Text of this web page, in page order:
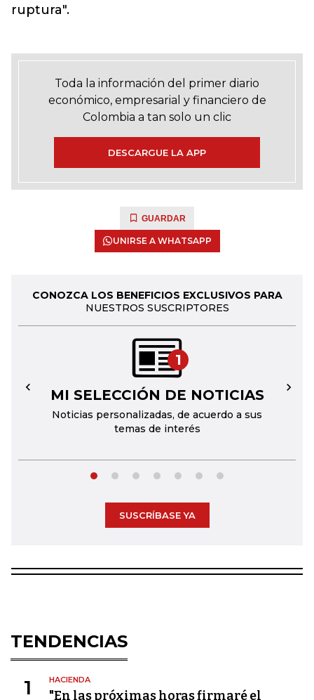
ruptura".
Toda la información del primer diario
económico, empresarial y financiero de
Colombia a tan solo un clic
DESCARGUE LA APP
GUARDAR
UNIRSE A WHATSAPP
CONOZCA LOS BENEFICIOS EXCLUSIVOS PARA
NUESTROS SUSCRIPTORES
1
MI SELECCIÓN DE NOTICIAS
Noticias personalizadas, de acuerdo a sus
temas de interés
← →
SUSCRÍBASE YA
TENDENCIAS
1 HACIENDA
"En las próximas horas firmaré el